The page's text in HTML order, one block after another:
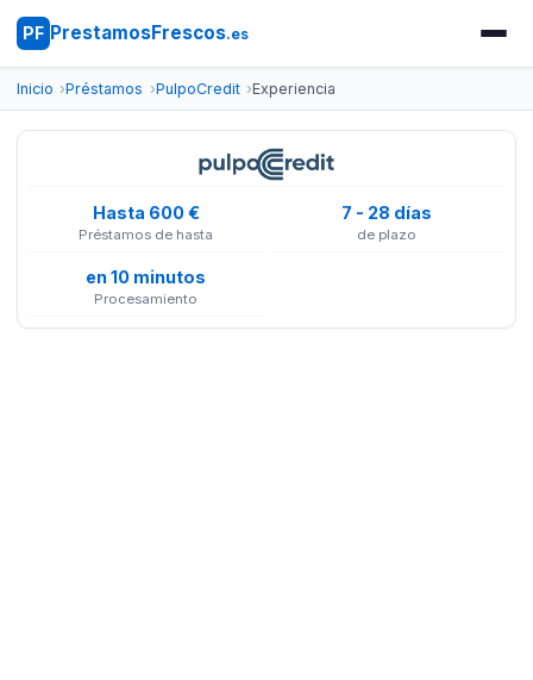
PF PrestamosFrescos.es
Inicio Préstamos PulpoCredit Experiencia
Hasta 600 €
Préstamos de hasta
7 - 28 días
de plazo
en 10 minutos
Procesamiento